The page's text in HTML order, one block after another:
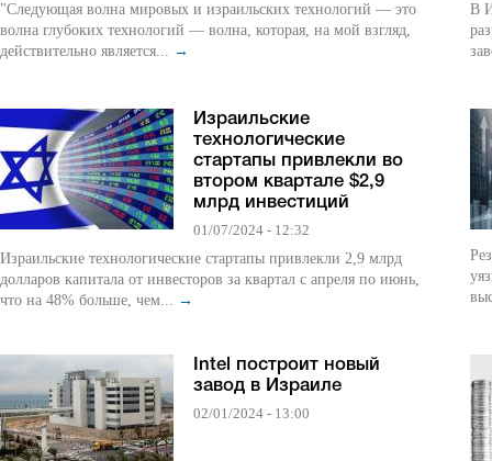
"Следующая волна мировых и израильских технологий — это
волна глубоких технологий — волна, которая, на мой взгляд,
действительно является... →
Израильские
технологические
стартапы привлекли во
втором квартале $2,9
млрд инвестиций
01/07/2024 - 12:32
Израильские технологические стартапы привлекли 2,9 млрд
долларов капитала от инвесторов за квартал с апреля по июнь,
что на 48% больше, чем...
→
Intel построит новый
завод в Израиле
02/01/2024 - 13:00
В